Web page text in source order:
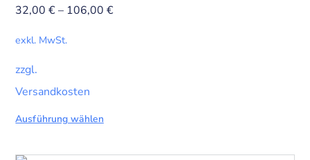
32,00€– 106,00€
exkl. MwSt.
zzgl.
Versandkosten
Ausführung wählen